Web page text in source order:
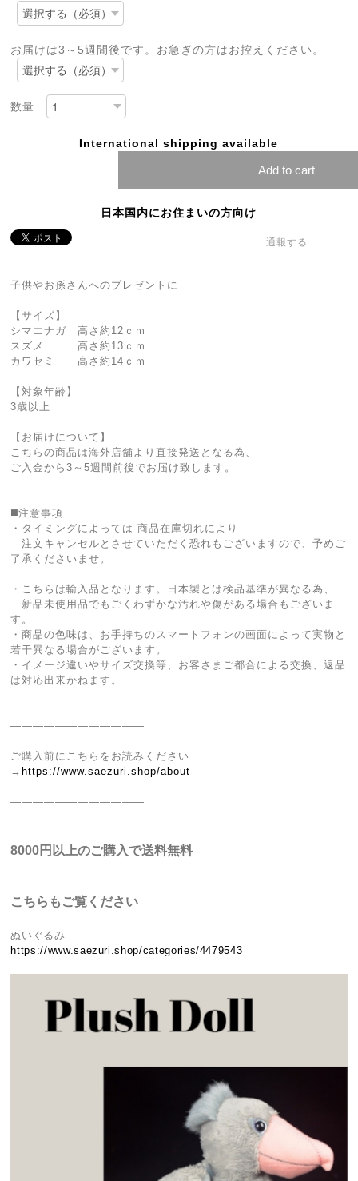
お届けは3～5週間後です。お急ぎの方はお控えください。
数量
International shipping available
Add to cart
日本国内にお住まいの方向け
通報する
子供やお孫さんへのプレゼントに
【サイズ】
シマエナガ 高さ約12ｃｍ
スズメ 高さ約13ｃｍ
カワセミ 高さ約14ｃｍ
【対象年齢】
3歳以上
【お届けについて】
こちらの商品は海外店舗より直接発送となる為、
ご入金から3～5週間前後でお届け致します。
◼️注意事項
・タイミングによっては 商品在庫切れにより
注文キャンセルとさせていただく恐れもございますので、予めご
了承くださいませ。
・こちらは輸入品となります。日本製とは検品基準が異なる為、
新品未使用品でもごくわずかな汚れや傷がある場合もございま
す。
・商品の色味は、お手持ちのスマートフォンの画面によって実物と
若干異なる場合がございます。
・イメージ違いやサイズ交換等、お客さまご都合による交換、返品
は対応出来かねます。
————————————
ご購入前にこちらをお読みください
→ https://www.saezuri.shop/about
————————————
8000円以上のご購入で送料無料
こちらもご覧ください
ぬいぐるみ
https://www.saezuri.shop/categories/4479543